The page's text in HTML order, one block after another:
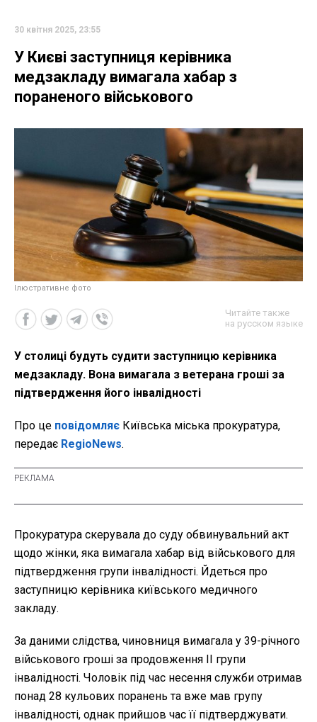
30 квітня 2025, 23:55
У Києві заступниця керівника
медзакладу вимагала хабар з
пораненого військового
Ілюстративне фото
Читайте также
на русском языке
У столиці будуть судити заступницю керівника
медзакладу. Вона вимагала з ветерана гроші за
підтвердження його інвалідності
Про це повідомляє Київська міська прокуратура,
передає RegioNews.
Прокуратура скерувала до суду обвинувальний акт
щодо жінки, яка вимагала хабар від військового для
підтвердження групи інвалідності. Йдеться про
заступницю керівника київського медичного
закладу.
За даними слідства, чиновниця вимагала у 39-річного
військового гроші за продовження II групи
інвалідності. Чоловік під час несення служби отримав
понад 28 кульових поранень та вже мав групу
інвалідності, однак прийшов час її підтверджувати.